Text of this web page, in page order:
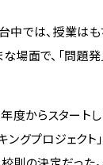
中では、授業は
場面で、「問題
年度からスタート
ングプロジェクト